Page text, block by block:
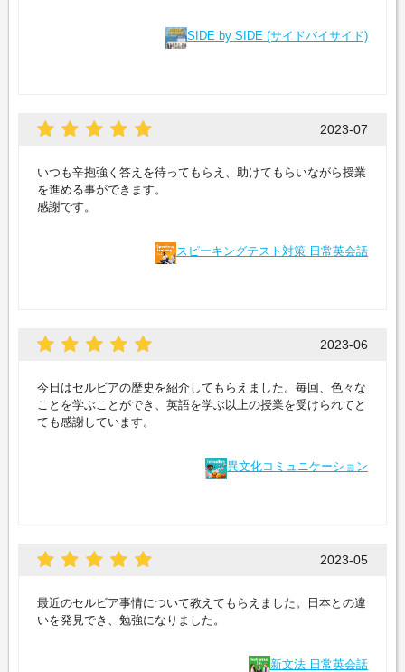
SIDE by SIDE (サイドバイサイド)
2023-07
いつも辛抱強く答えを待ってもらえ、助けてもらいながら授業
を進める事ができます。
感謝です。
スピーキングテスト対策 日常英会話
2023-06
今日はセルビアの歴史を紹介してもらえました。毎回、色々な
ことを学ぶことができ、英語を学ぶ以上の授業を受けられてと
ても感謝しています。
異文化コミュニケーション
2023-05
最近のセルビア事情について教えてもらえました。日本との違
いを発見でき、勉強になりました。
新文法 日常英会話